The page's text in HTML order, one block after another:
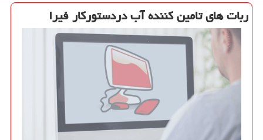
ربات های تامین كننده آب دردستوركار فیرا